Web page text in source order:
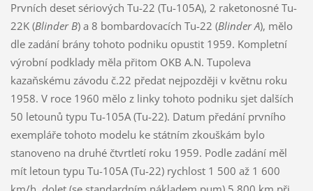
Prvních deset sériových Tu-22 (Tu-105A), 2 raketonosné Tu-
22K (Blinder B) a 8 bombardovacích Tu-22 (Blinder A), mělo
dle zadání brány tohoto podniku opustit 1959. Kompletní
výrobní podklady měla přitom OKB A.N. Tupoleva
kazaňskému závodu č.22 předat nejpozději v květnu roku
1958. V roce 1960 mělo z linky tohoto podniku sjet dalších
50 letounů typu Tu-105A (Tu-22). Datum předání prvního
exempláře tohoto modelu ke státním zkouškám bylo
stanoveno na druhé čtvrtletí roku 1959. Podle zadání měl
mít letoun typu Tu-105A (Tu-22) rychlost 1 500 až 1 600